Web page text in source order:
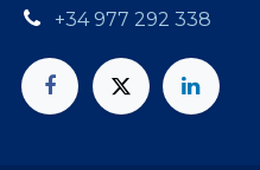
+34 977 292 338